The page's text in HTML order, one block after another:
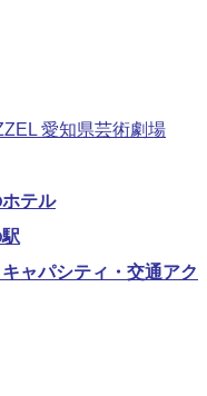
愛知県芸術劇場
テル
キャパシティ・交通アク